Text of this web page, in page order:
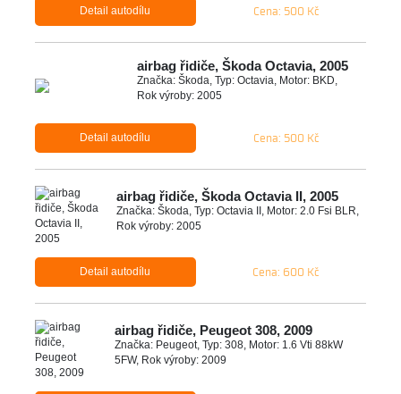
Detail autodílu Cena: 500 Kč
airbag řidiče, Škoda Octavia, 2005
Značka: Škoda, Typ: Octavia, Motor: BKD,
Rok výroby: 2005
Detail autodílu Cena: 500 Kč
airbag řidiče, Škoda Octavia II, 2005
Značka: Škoda, Typ: Octavia II, Motor: 2.0 Fsi BLR,
Rok výroby: 2005
Detail autodílu Cena: 600 Kč
airbag řidiče, Peugeot 308, 2009
Značka: Peugeot, Typ: 308, Motor: 1.6 Vti 88kW
5FW, Rok výroby: 2009